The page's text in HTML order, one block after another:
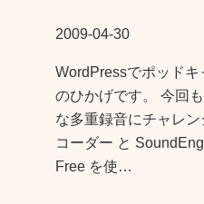
2009-04-30
WordPressでポッドキ
のひかげです。 今回
な多重録音にチャレ
コーダー と
Free を使…